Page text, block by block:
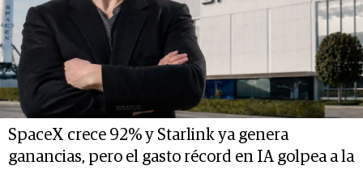
SpaceX crece 92% y Starlink ya genera
ganancias, pero el gasto récord en IA golpea a la